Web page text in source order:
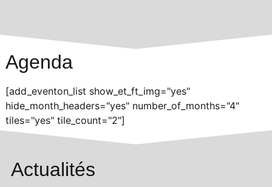
Agenda
[add_eventon_list show_et_ft_img="yes"
hide_month_headers="yes" number_of_months="4"
tiles="yes" tile_count="2"]
Actualités